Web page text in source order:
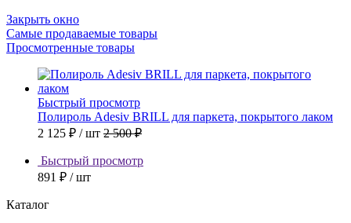
Закрыть окно
Самые продаваемые товары
Просмотренные товары
Быстрый просмотр
Полироль Adesiv BRILL для паркета, покрытого лаком
2 125 ₽ / шт 2 500 ₽
Быстрый просмотр
891 ₽ / шт
Каталог